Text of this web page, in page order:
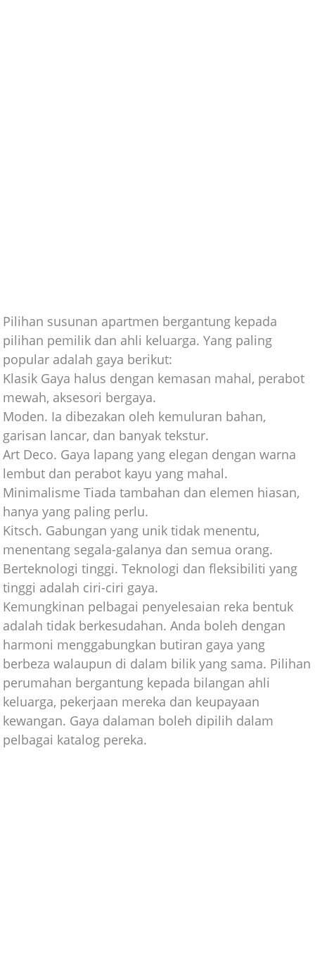
Pilihan susunan apartmen bergantung kepada
pilihan pemilik dan ahli keluarga. Yang paling
popular adalah gaya berikut:
Klasik Gaya halus dengan kemasan mahal, perabot
mewah, aksesori bergaya.
Moden. Ia dibezakan oleh kemuluran bahan,
garisan lancar, dan banyak tekstur.
Art Deco. Gaya lapang yang elegan dengan warna
lembut dan perabot kayu yang mahal.
Minimalisme Tiada tambahan dan elemen hiasan,
hanya yang paling perlu.
Kitsch. Gabungan yang unik tidak menentu,
menentang segala-galanya dan semua orang.
Berteknologi tinggi. Teknologi dan fleksibiliti yang
tinggi adalah ciri-ciri gaya.
Kemungkinan pelbagai penyelesaian reka bentuk
adalah tidak berkesudahan. Anda boleh dengan
harmoni menggabungkan butiran gaya yang
berbeza walaupun di dalam bilik yang sama. Pilihan
perumahan bergantung kepada bilangan ahli
keluarga, pekerjaan mereka dan keupayaan
kewangan. Gaya dalaman boleh dipilih dalam
pelbagai katalog pereka.